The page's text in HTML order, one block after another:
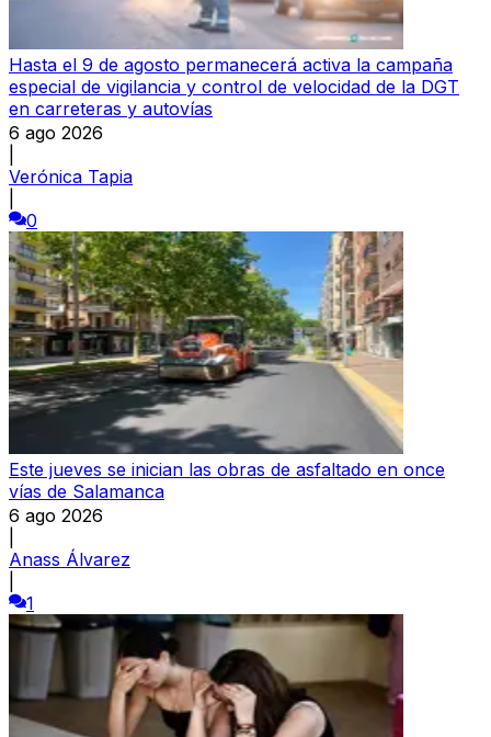
Hasta el 9 de agosto permanecerá activa la campaña
especial de vigilancia y control de velocidad de la DGT
en carreteras y autovías
6 ago 2026
Verónica Tapia
0
Este jueves se inician las obras de asfaltado en once
vías de Salamanca
6 ago 2026
Anass Álvarez
1